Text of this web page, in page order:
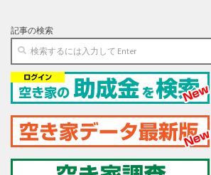
記事の検索